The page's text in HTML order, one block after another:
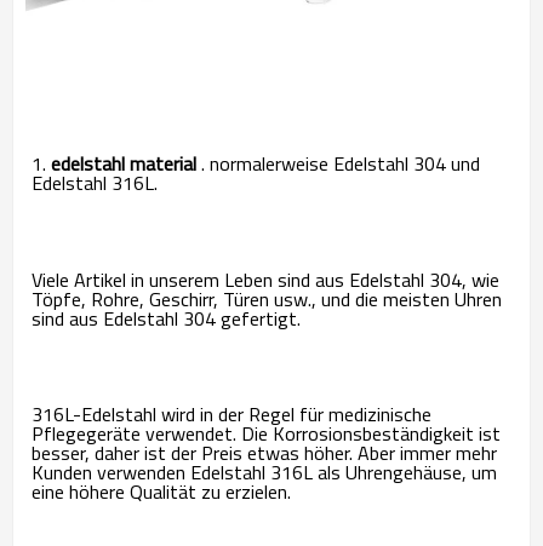
1. edelstahl material. normalerweise Edelstahl 304 und
Edelstahl 316L.
Viele Artikel in unserem Leben sind aus Edelstahl 304, wie
Töpfe, Rohre, Geschirr, Türen usw., und die meisten Uhren
sind aus Edelstahl 304 gefertigt.
316L-Edelstahl wird in der Regel für medizinische
Pflegegeräte verwendet. Die Korrosionsbeständigkeit ist
besser, daher ist der Preis etwas höher. Aber immer mehr
Kunden verwenden Edelstahl 316L als Uhrengehäuse, um
eine höhere Qualität zu erzielen.